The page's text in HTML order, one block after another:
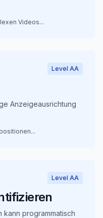
Videos...
Level AA
Anzeigeausrichtung
...
Level AA
programmatisch